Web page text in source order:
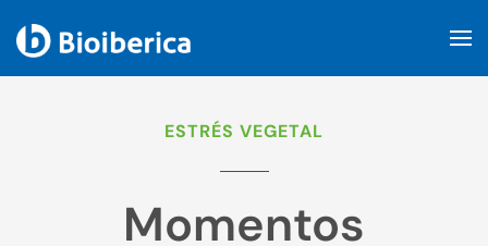
ESTRÉS VEGETAL
Momentos